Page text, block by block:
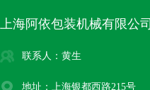
上海阿依包装机械有限公司
联系人：黄生
地址：上海银都西路215号